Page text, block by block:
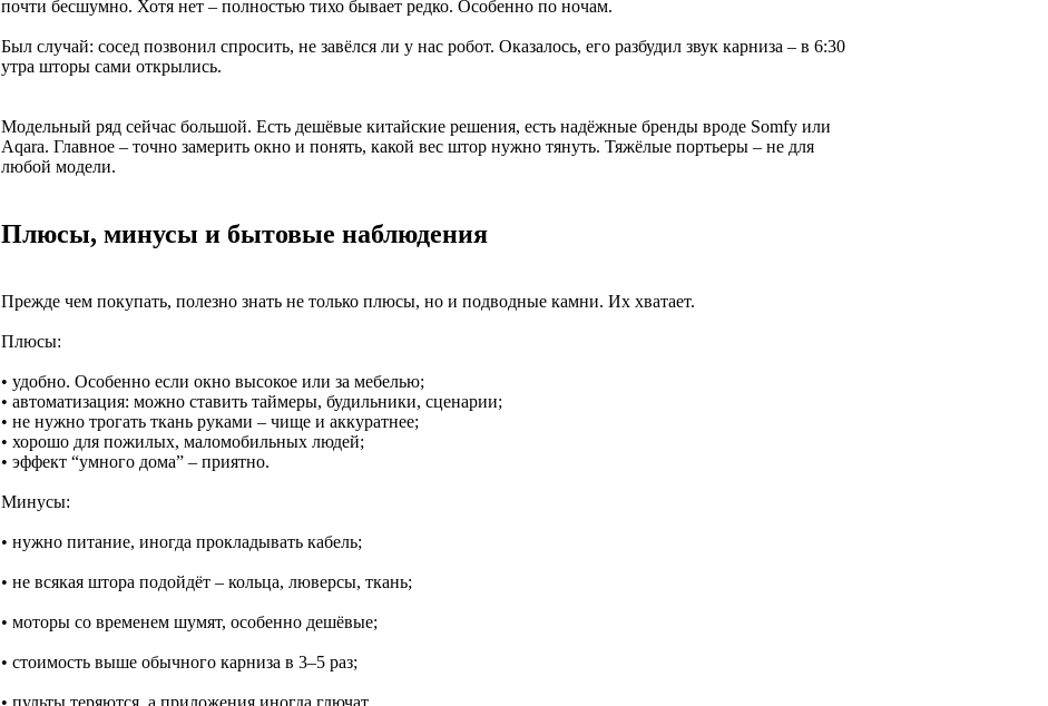
почти бесшумно. Хотя нет – полностью тихо бывает редко. Особенно по ночам.
Был случай: сосед позвонил спросить, не завёлся ли у нас робот. Оказалось, его разбудил звук карниза – в 6:30
утра шторы сами открылись.
Модельный ряд сейчас большой. Есть дешёвые китайские решения, есть надёжные бренды вроде Somfy или
Aqara. Главное – точно замерить окно и понять, какой вес штор нужно тянуть. Тяжёлые портьеры – не для
любой модели.
Плюсы, минусы и бытовые наблюдения
Прежде чем покупать, полезно знать не только плюсы, но и подводные камни. Их хватает.
Плюсы:
• удобно. Особенно если окно высокое или за мебелью;
• автоматизация: можно ставить таймеры, будильники, сценарии;
• не нужно трогать ткань руками – чище и аккуратнее;
• хорошо для пожилых, маломобильных людей;
• эффект “умного дома” – приятно.
Минусы:
• нужно питание, иногда прокладывать кабель;
• не всякая штора подойдёт – кольца, люверсы, ткань;
• моторы со временем шумят, особенно дешёвые;
• стоимость выше обычного карниза в 3–5 раз;
• пульты теряются, а приложения иногда глючат.